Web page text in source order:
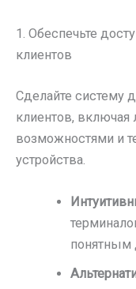
1. Обеспечьте
клиентов
Сделайте систему
клиентов,
возможностями и
устройства.
понятным